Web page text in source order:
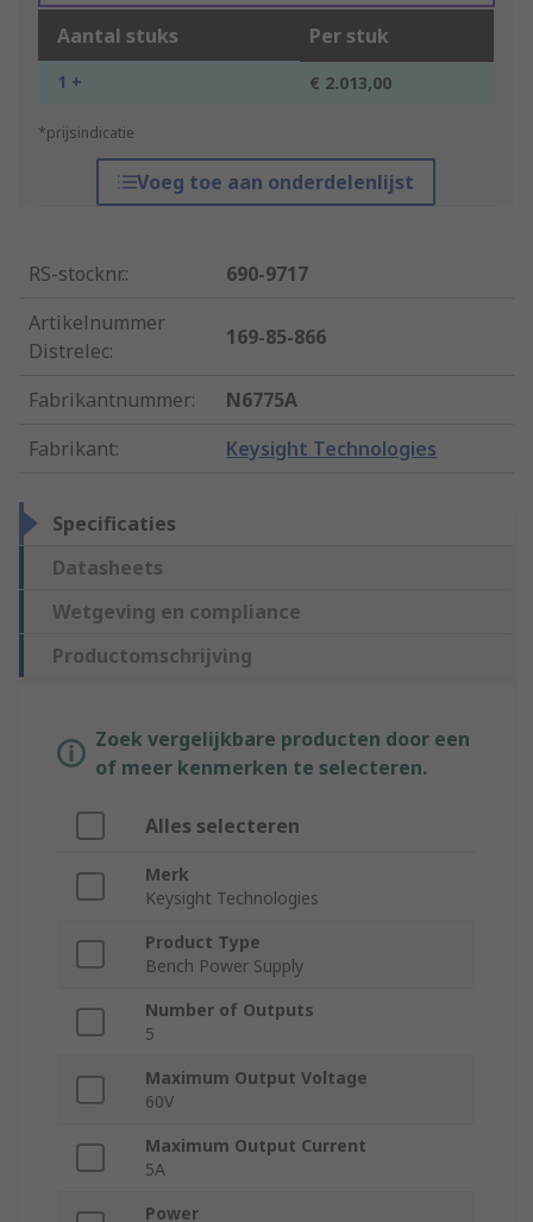
Aantal stuks Per stuk
1 + € 2.013,00
*prijsindicatie
Voeg toe aan onderdelenlijst
RS-stocknr.:
690-9717
Artikelnummer
Distrelec:
169-85-866
Fabrikantnummer:
N6775A
Fabrikant: Keysight Technologies
Specificaties
Datasheets
Wetgeving en compliance
Productomschrijving
Zoek vergelijkbare producten door een
of meer kenmerken te selecteren.
Alles selecteren
Merk
Keysight Technologies
Product Type
Bench Power Supply
Number of Outputs
5
Maximum Output Voltage
60V
Maximum Output Current
5A
Power